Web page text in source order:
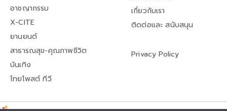
อาชญากรรม
X-CITE
ยานยนต์
สาธารณสุข-คุณภาพชีวิต
บันเทิง
ไทยโพสต์ ทีวี
เกี่ยวกับเรา
ติดต่อและ สนับสนุน
Privacy Policy